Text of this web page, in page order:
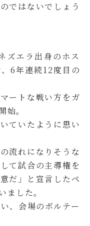
ではないでしょう
ズエラ出身のホス
6年連続12度目の
ートな戦い方をガ
始。
ていたように思い
流れになりそうな
て試合の主導権を
だ」と宣言したペ
ました。
、会場のボルテー